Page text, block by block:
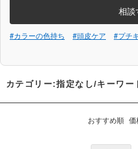
相談
#カラーの色持ち #頭皮ケア #プチ
カテゴリー:指定なし/キーワー
おすすめ順 価